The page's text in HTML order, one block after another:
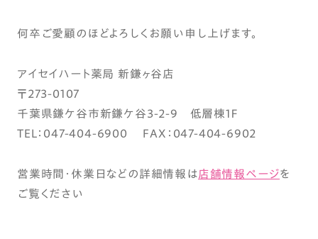
何卒ご愛顧のほどよろしくお願い申し上げます。
アイセイハート薬局 新鎌ヶ谷店
〒273-0107
千葉県鎌ケ谷市新鎌ケ谷3-2-9 低層棟1Ｆ
TEL：047-404-6900 FAX：047-404-6902
営業時間・休業日などの詳細情報は店舗情報ページを
ご覧ください